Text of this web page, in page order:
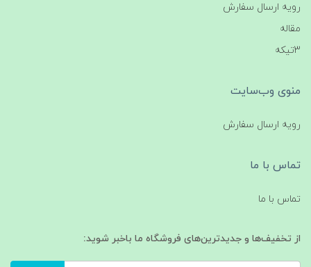
رویه ارسال سفارش
مقاله
3تیکه
منوی وب‌سایت
رویه ارسال سفارش
تماس با ما
تماس با ما
از تخفیف‌ها و جدیدترین‌های فروشگاه ما باخبر شوید: